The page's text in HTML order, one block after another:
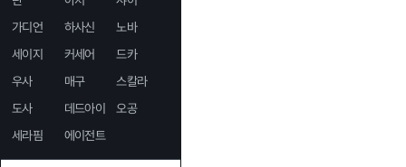
가디언
하사신
노바
세이지
커세어
드카
우사
매구
스칼라
도사
데드아이
오공
세라핌
에이전트